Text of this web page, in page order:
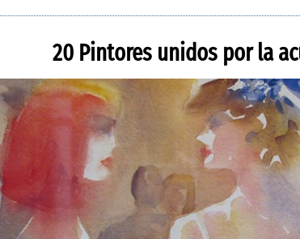
20 Pintores unidos por la